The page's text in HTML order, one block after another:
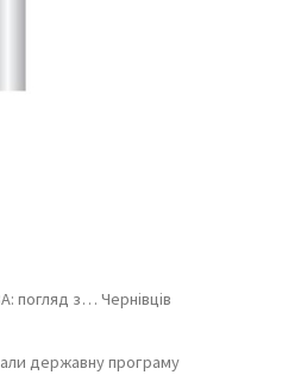
з… Чернівців
державну програму